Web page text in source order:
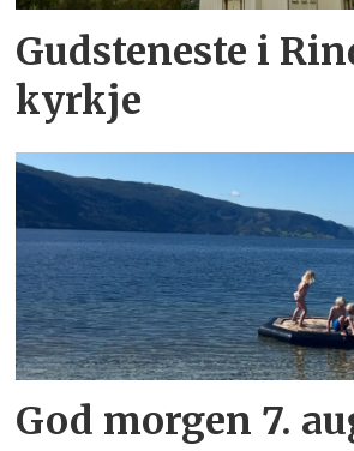
Gudsteneste i
kyrkje
God morgen 7.